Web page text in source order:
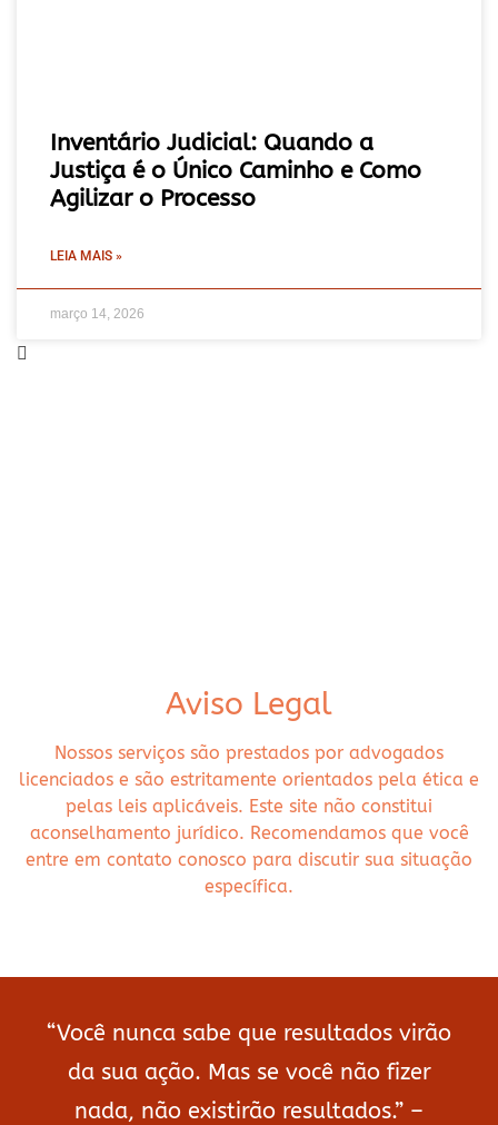
Inventário Judicial: Quando a
Justiça é o Único Caminho e Como
Agilizar o Processo
LEIA MAIS »
março 14, 2026
Aviso Legal
Nossos serviços são prestados por advogados
licenciados e são estritamente orientados pela ética e
pelas leis aplicáveis. Este site não constitui
aconselhamento jurídico. Recomendamos que você
entre em contato conosco para discutir sua situação
específica.
“Você nunca sabe que resultados virão
da sua ação. Mas se você não fizer
nada, não existirão resultados.” –